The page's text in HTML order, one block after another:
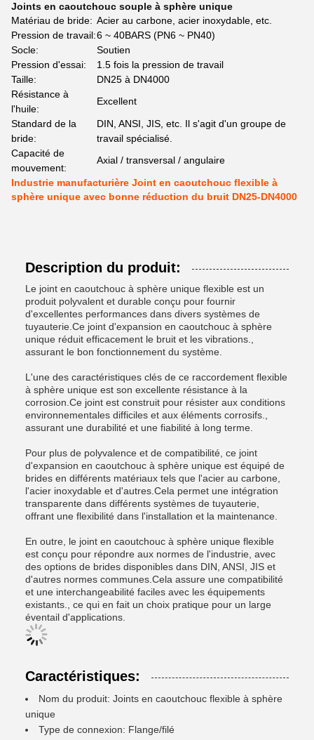
Joints en caoutchouc souple à sphère unique
Matériau de bride: Acier au carbone, acier inoxydable, etc.
Pression de travail:6 ~ 40BARS (PN6 ~ PN40)
Socle:
Soutien
Pression d'essai:
1.5 fois la pression de travail
Taille:
DN25 à DN4000
Résistance à
l'huile:
Excellent
Standard de la
bride:
DIN, ANSI, JIS, etc. Il s'agit d'un groupe de
travail spécialisé.
Capacité de
mouvement:
Axial / transversal / angulaire
Industrie manufacturière Joint en caoutchouc flexible à
sphère unique avec bonne réduction du bruit DN25-DN4000
Description du produit:
Le joint en caoutchouc à sphère unique flexible est un
produit polyvalent et durable conçu pour fournir
d'excellentes performances dans divers systèmes de
tuyauterie.Ce joint d'expansion en caoutchouc à sphère
unique réduit efficacement le bruit et les vibrations.,
assurant le bon fonctionnement du système.
L'une des caractéristiques clés de ce raccordement flexible
à sphère unique est son excellente résistance à la
corrosion.Ce joint est construit pour résister aux conditions
environnementales difficiles et aux éléments corrosifs.,
assurant une durabilité et une fiabilité à long terme.
Pour plus de polyvalence et de compatibilité, ce joint
d'expansion en caoutchouc à sphère unique est équipé de
brides en différents matériaux tels que l'acier au carbone,
l'acier inoxydable et d'autres.Cela permet une intégration
transparente dans différents systèmes de tuyauterie,
offrant une flexibilité dans l'installation et la maintenance.
En outre, le joint en caoutchouc à sphère unique flexible
est conçu pour répondre aux normes de l'industrie, avec
des options de brides disponibles dans DIN, ANSI, JIS et
d'autres normes communes.Cela assure une compatibilité
et une interchangeabilité faciles avec les équipements
existants., ce qui en fait un choix pratique pour un large
éventail d'applications.
Caractéristiques:
Nom du produit: Joints en caoutchouc flexible à sphère
unique
Type de connexion: Flange/filé